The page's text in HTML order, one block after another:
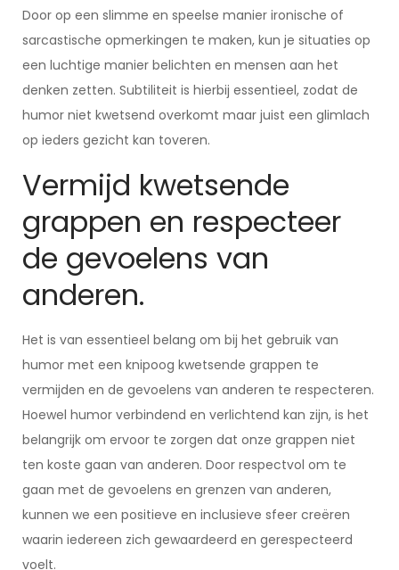
Door op een slimme en speelse manier ironische of
sarcastische opmerkingen te maken, kun je situaties op
een luchtige manier belichten en mensen aan het
denken zetten. Subtiliteit is hierbij essentieel, zodat de
humor niet kwetsend overkomt maar juist een glimlach
op ieders gezicht kan toveren.
Vermijd kwetsende
grappen en respecteer
de gevoelens van
anderen.
Het is van essentieel belang om bij het gebruik van
humor met een knipoog kwetsende grappen te
vermijden en de gevoelens van anderen te respecteren.
Hoewel humor verbindend en verlichtend kan zijn, is het
belangrijk om ervoor te zorgen dat onze grappen niet
ten koste gaan van anderen. Door respectvol om te
gaan met de gevoelens en grenzen van anderen,
kunnen we een positieve en inclusieve sfeer creëren
waarin iedereen zich gewaardeerd en gerespecteerd
voelt.